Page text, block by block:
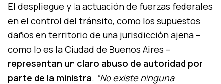
El despliegue y la actuación de fuerzas federales
en el control del tránsito, como los supuestos
daños en territorio de una jurisdicción ajena –
como lo es la Ciudad de Buenos Aires –
representan un claro abuso de autoridad por
parte de la ministra. “No existe ninguna